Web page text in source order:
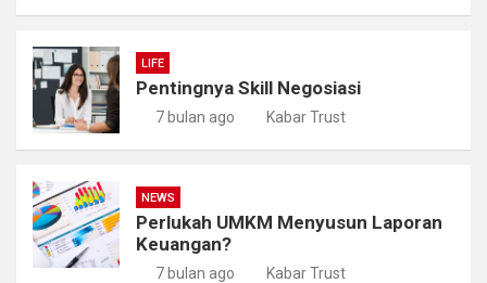
LIFE
Pentingnya Skill Negosiasi
7 bulan ago Kabar Trust
NEWS
Perlukah UMKM Menyusun Laporan
Keuangan?
7 bulan ago Kabar Trust